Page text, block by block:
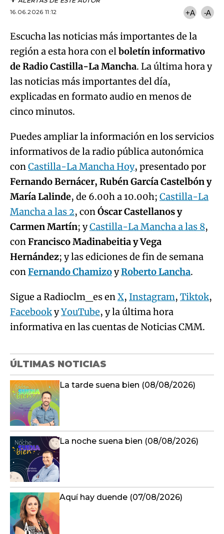
16.06.2026 11:12
+A -A
Escucha las noticias más importantes de la
región a esta hora con elboletín informativo
de Radio Castilla-La Mancha. La última hora y
las noticias más importantes del día,
explicadas en formato audio en menos de
cinco minutos.
Puedes ampliar la información en los servicios
informativos de la radio pública autonómica
conCastilla-La Mancha Hoy, presentado por
Fernando Bernácer, Rubén García Castelbón y
María Lalinde, de 6.00h a 10.00h; Castilla-La
Mancha a las 2, conÓscar Castellanos y
Carmen Martín; yCastilla-La Mancha a las 8,
conFrancisco Madinabeitia y Vega
Hernández; y las ediciones de fin de semana
conFernando ChamizoyRoberto Lancha.
Sigue a Radioclm_es enX, Instagram, Tiktok,
FacebookyYouTube, y la última hora
informativa en las cuentas de Noticias CMM.
ÚLTIMAS NOTICIAS
La tarde suena bien (08/08/2026)
La noche suena bien (08/08/2026)
Aquí hay duende (07/08/2026)